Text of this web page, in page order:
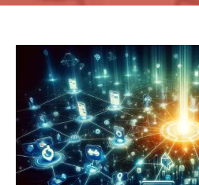
Panier
mon compte
SEARCH
FOR:
Español